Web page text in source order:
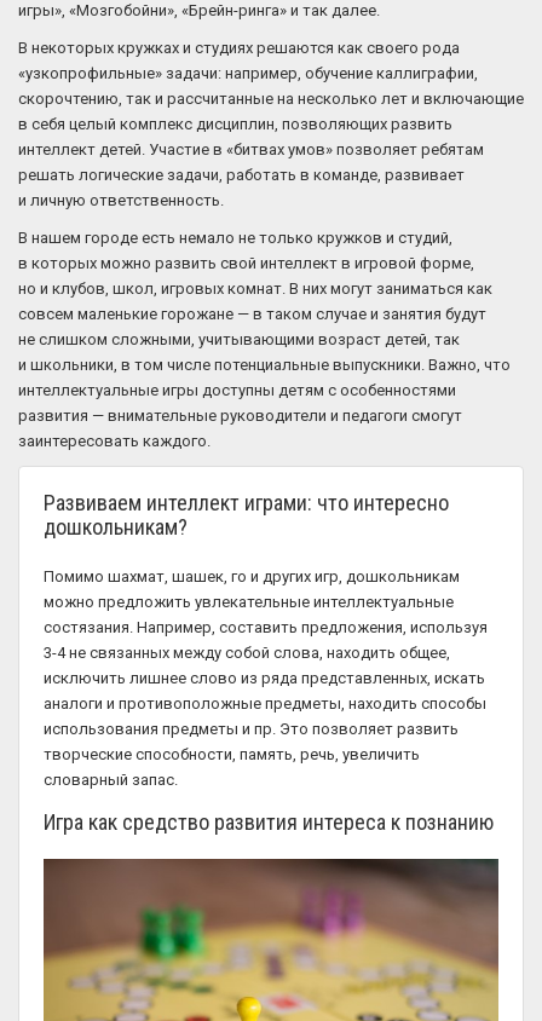
игры», «Мозгобойни», «Брейн-ринга» и так далее.
В некоторых кружках и студиях решаются как своего рода
«узкопрофильные» задачи: например, обучение каллиграфии,
скорочтению, так и рассчитанные на несколько лет и включающие
в себя целый комплекс дисциплин, позволяющих развить
интеллект детей. Участие в «битвах умов» позволяет ребятам
решать логические задачи, работать в команде, развивает
и личную ответственность.
В нашем городе есть немало не только кружков и студий,
в которых можно развить свой интеллект в игровой форме,
но и клубов, школ, игровых комнат. В них могут заниматься как
совсем маленькие горожане — в таком случае и занятия будут
не слишком сложными, учитывающими возраст детей, так
и школьники, в том числе потенциальные выпускники. Важно, что
интеллектуальные игры доступны детям с особенностями
развития — внимательные руководители и педагоги смогут
заинтересовать каждого.
Развиваем интеллект играми: что интересно
дошкольникам?
Помимо шахмат, шашек, го и других игр, дошкольникам
можно предложить увлекательные интеллектуальные
состязания. Например, составить предложения, используя
3-4 не связанных между собой слова, находить общее,
исключить лишнее слово из ряда представленных, искать
аналоги и противоположные предметы, находить способы
использования предметы и пр. Это позволяет развить
творческие способности, память, речь, увеличить
словарный запас.
Игра как средство развития интереса к познанию